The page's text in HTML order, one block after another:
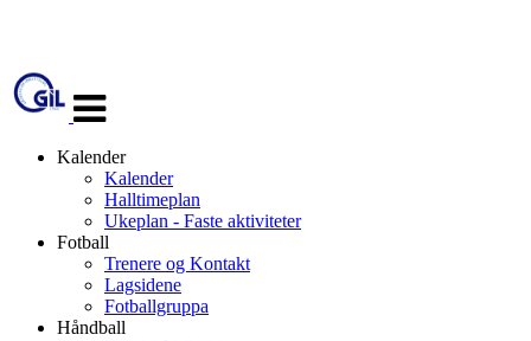
navigasjon
Kalender
Kalender
Halltimeplan
Ukeplan - Faste aktiviteter
Fotball
Trenere og Kontakt
Lagsidene
Fotballgruppa
Håndball